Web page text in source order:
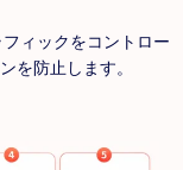
ィックをコントロー
を防止します。